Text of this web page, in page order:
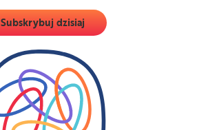
Subskrybuj dzisiaj